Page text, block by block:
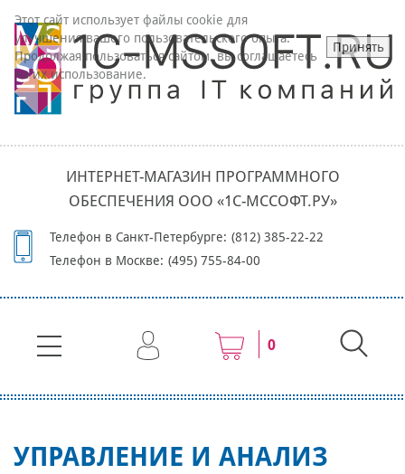
ИНТЕРНЕТ-МАГАЗИН ПРОГРАММНОГО
ОБЕСПЕЧЕНИЯ ООО «1С-МССОФТ.РУ»
Телефон в Санкт-Петербурге: (812) 385-22-22
Телефон в Москве: (495) 755-84-00
0
УПРАВЛЕНИЕ И АНАЛИЗ
Этот сайт использует файлы cookie для
улучшения вашего пользовательского опыта.
Продолжая пользоваться сайтом, вы соглашаетесь
на их использование.
Принять